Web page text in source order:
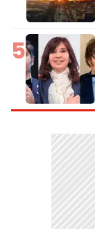
5